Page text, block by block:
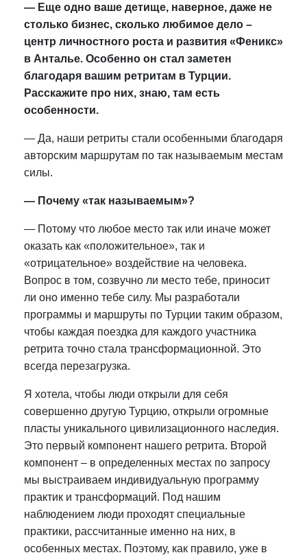
— Еще одно ваше детище, наверное, даже не
столько бизнес, сколько любимое дело –
центр личностного роста и развития «Феникс»
в Анталье. Особенно он стал заметен
благодаря вашим ретритам в Турции.
Расскажите про них, знаю, там есть
особенности.
— Да, наши ретриты стали особенными благодаря
авторским маршрутам по так называемым местам
силы.
— Почему «так называемым»?
— Потому что любое место так или иначе может
оказать как «положительное», так и
«отрицательное» воздействие на человека.
Вопрос в том, созвучно ли место тебе, приносит
ли оно именно тебе силу. Мы разработали
программы и маршруты по Турции таким образом,
чтобы каждая поездка для каждого участника
ретрита точно стала трансформационной. Это
всегда перезагрузка.
Я хотела, чтобы люди открыли для себя
совершенно другую Турцию, открыли огромные
пласты уникального цивилизационного наследия.
Это первый компонент нашего ретрита. Второй
компонент – в определенных местах по запросу
мы выстраиваем индивидуальную программу
практик и трансформаций. Под нашим
наблюдением люди проходят специальные
практики, рассчитанные именно на них, в
особенных местах. Поэтому, как правило, уже в